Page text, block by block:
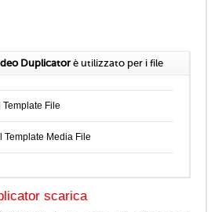
Duplicatorè utilizzato per i file
File
Template Media File
scarica